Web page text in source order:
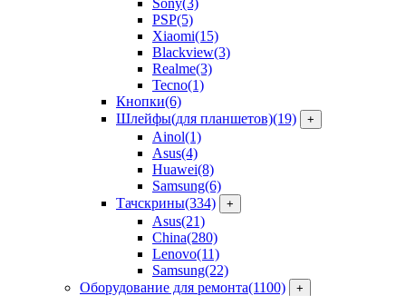
PSP(5)
Xiaomi(15)
Blackview(3)
Realme(3)
Tecno(1)
Кнопки(6)
Шлейфы(для планшетов)(19) +
Ainol(1)
Asus(4)
Huawei(8)
Samsung(6)
Тачскрины(334) +
Asus(21)
China(280)
Lenovo(11)
Samsung(22)
Оборудование для ремонта(1100) +